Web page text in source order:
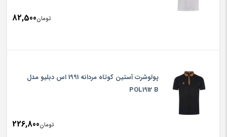
تومان82,500
پولوشرت آستین کوتاه مردانه 1991 اس دبلیو مدل
POL1912 B
تومان226,800